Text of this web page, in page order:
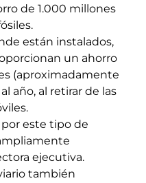
de 1.000 millones
están instalados,
un ahorro
(aproximadamente
año, al retirar de las
por este tipo de
ejecutiva.
también